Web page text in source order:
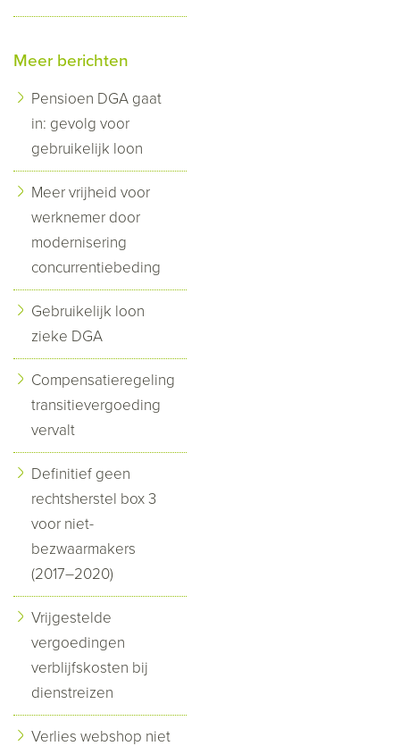
Meer berichten
Pensioen DGA gaat
in: gevolg voor
gebruikelijk loon
Meer vrijheid voor
werknemer door
modernisering
concurrentiebeding
Gebruikelijk loon
zieke DGA
Compensatieregeling
transitievergoeding
vervalt
Definitief geen
rechtsherstel box 3
voor niet-
bezwaarmakers
(2017–2020)
Vrijgestelde
vergoedingen
verblijfskosten bij
dienstreizen
Verlies webshop niet